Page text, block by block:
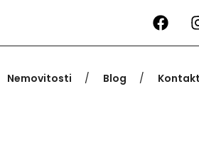
Nemovitosti Blog Kontakt